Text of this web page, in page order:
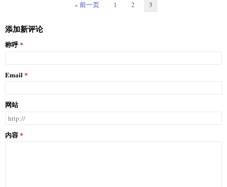
« 前一页 1 2 3
添加新评论
称呼
Email
网站
内容